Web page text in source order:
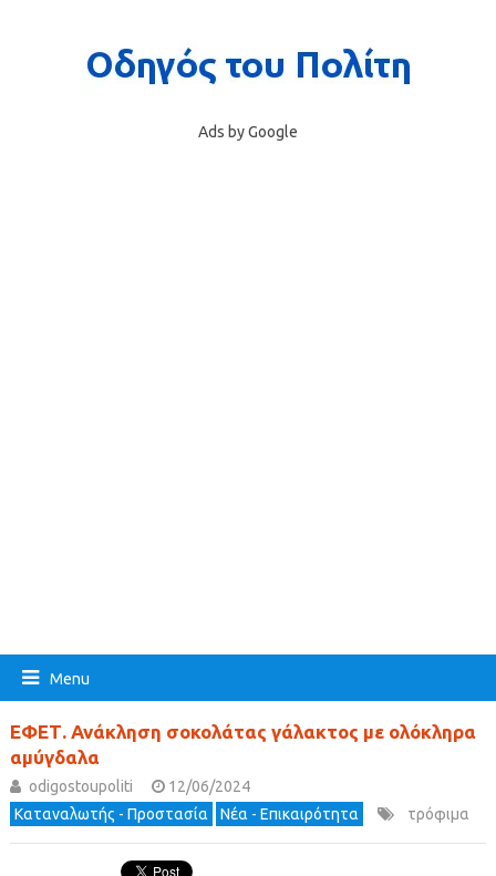
Ads by Google
Menu
ΕΦΕΤ. Ανάκληση σοκολάτας γάλακτος με ολόκληρα
αμύγδαλα
odigostoupoliti
12/06/2024
Καταναλωτής - Προστασία
Νέα - Επικαιρότητα τρόφιμα